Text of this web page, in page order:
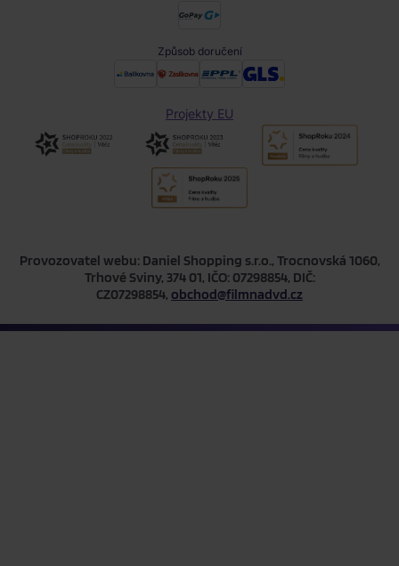
Způsob doručení
Projekty EU
Provozovatel webu: Daniel Shopping s.r.o., Trocnovská 1060,
Trhové Sviny, 374 01, IČO: 07298854, DIČ:
CZ07298854, obchod@filmnadvd.cz